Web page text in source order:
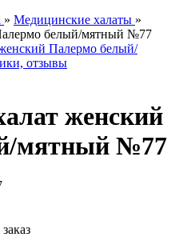
» Медицинские халаты »
белый/мятный №77
женский
мятный №77